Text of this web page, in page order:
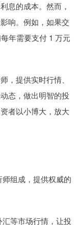
息的成本。然而，
响。例如，如果交
年需要支付 1 万元
，提供实时行情、
态，做出明智的投
者以小博大，放大
组成，提供权威的
等市场行情，让投